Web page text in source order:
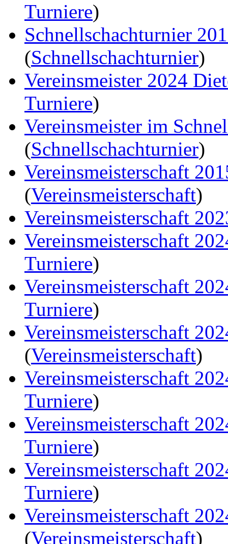
Turniere)
Schnellschachturnier
(Schnellschachturnier)
Vereinsmeister 2024
Turniere)
Vereinsmeister im
(Schnellschachturnier)
Vereinsmeisterschaft
(Vereinsmeisterschaft)
Vereinsmeisterschaft
Vereinsmeisterschaft
Turniere)
Vereinsmeisterschaft
Turniere)
Vereinsmeisterschaft
(Vereinsmeisterschaft)
Vereinsmeisterschaft
Turniere)
Vereinsmeisterschaft
Turniere)
Vereinsmeisterschaft
Turniere)
Vereinsmeisterschaft
(Vereinsmeisterschaft)